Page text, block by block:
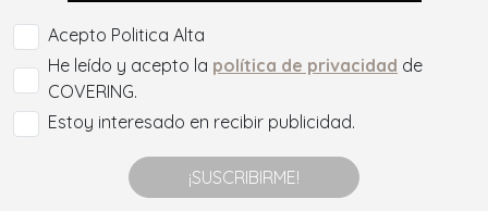
Acepto Politica Alta
He leído y acepto la política de privacidad de
COVERING.
Estoy interesado en recibir publicidad.
¡SUSCRIBIRME!